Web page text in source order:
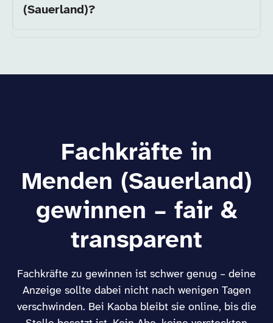
(Sauerland)?
Fachkräfte in
Menden (Sauerland)
gewinnen – fair &
transparent
Fachkräfte zu gewinnen ist schwer genug – deine
Anzeige sollte dabei nicht nach wenigen Tagen
verschwinden. Bei Kaoba bleibt sie online, bis die